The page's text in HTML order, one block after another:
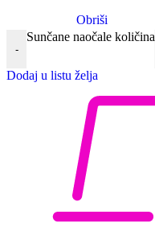
Obriši
-
Sunčane naočale količina
Dodaj u listu želja